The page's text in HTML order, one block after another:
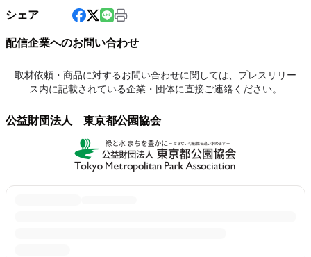
シェア
配信企業へのお問い合わせ
取材依頼・商品に対するお問い合わせに関しては、プレスリリー
ス内に記載されている企業・団体に直接ご連絡ください。
公益財団法人 東京都公園協会